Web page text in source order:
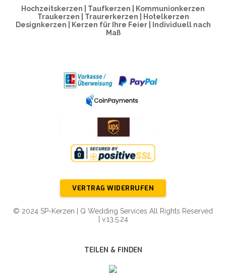
Hochzeitskerzen | Taufkerzen | Kommunionkerzen
Traukerzen | Traurerkerzen | Hotelkerzen
Designkerzen | Kerzen für Ihre Feier | Individuell nach
Maß
VERTRAG WIDERRUFEN
© 2024 SP-Kerzen | Q Wedding Services All Rights Reserved
| v.13.5.24
TEILEN & FINDEN